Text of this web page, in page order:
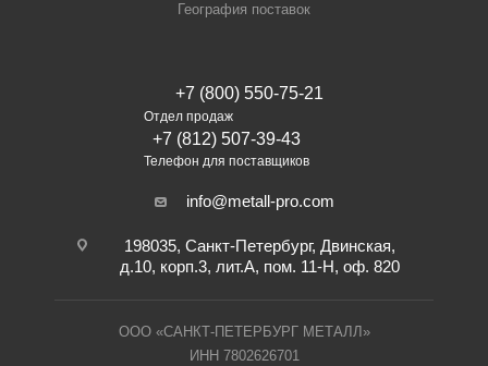
География поставок
+7 (800) 550-75-21
Отдел продаж
+7 (812) 507-39-43
Телефон для поставщиков
info@metall-pro.com
198035, Санкт-Петербург, Двинская,
д.10, корп.3, лит.А, пом. 11-Н, оф. 820
ООО «САНКТ-ПЕТЕРБУРГ МЕТАЛЛ»
ИНН 7802626701